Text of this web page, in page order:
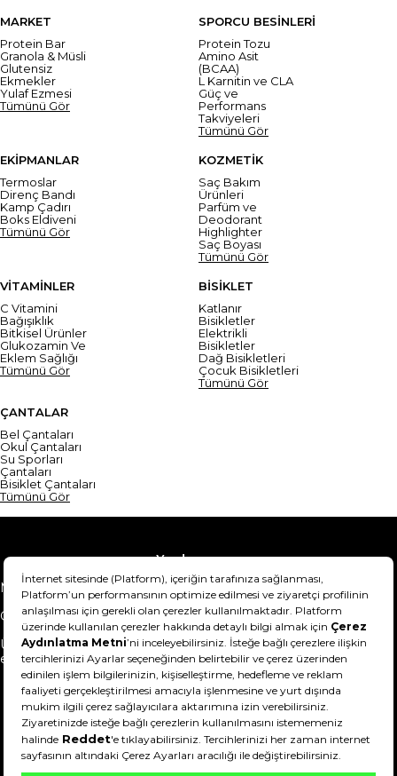
MARKET
Protein Bar
Granola & Müsli
Glutensiz
Ekmekler
Yulaf Ezmesi
Tümünü Gör
SPORCU BESİNLERİ
Protein Tozu
Amino Asit
(BCAA)
L Karnitin ve CLA
Güç ve
Performans
Takviyeleri
Tümünü Gör
EKİPMANLAR
Termoslar
Direnç Bandı
Kamp Çadırı
Boks Eldiveni
Tümünü Gör
KOZMETİK
Saç Bakım
Ürünleri
Parfüm ve
Deodorant
Highlighter
Saç Boyası
Tümünü Gör
VİTAMİNLER
C Vitamini
Bağışıklık
Bitkisel Ürünler
Glukozamin Ve
Eklem Sağlığı
Tümünü Gör
BİSİKLET
Katlanır
Bisikletler
Elektrikli
Bisikletler
Dağ Bisikletleri
Çocuk Bisikletleri
Tümünü Gör
ÇANTALAR
Bel Çantaları
Okul Çantaları
Su Sporları
Çantaları
Bisiklet Çantaları
Tümünü Gör
Yardım
Mesafeli Satış Sözleşmesi
Teslimat Bilgisi
Gizlilik Sözleşmesi
Şartlar & Koşullar
Ürünümü nasıl iade
edebilirim?
Hakkımızda
DeFactoFIT ©️ 2022-2026. Tüm hakları saklıdır.